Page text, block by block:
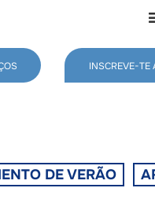
INSCREVE-TE
DE VERÃO